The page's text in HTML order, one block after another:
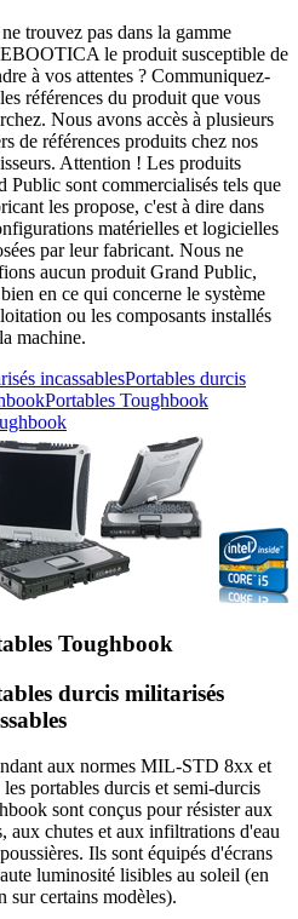
trouvez pas dans la gamme
le produit susceptible de
à vos attentes ? Communiquez-
références du produit que vous
Nous avons accès à plusieurs
de références produits chez nos
Attention ! Les produits
Public sont commercialisés tels que
les propose, c'est à dire dans
matérielles et logicielles
par leur fabricant. Nous ne
aucun produit Grand Public,
en ce qui concerne le système
ou les composants installés
machine.
Portables durcis
Portables Toughbook
Toughbook
durcis militarisés
aux normes MIL-STD 8xx et
portables durcis et semi-durcis
sont conçus pour résister aux
aux chutes et aux infiltrations d'eau
Ils sont équipés d'écrans
luminosité lisibles au soleil (en
sur certains modèles).